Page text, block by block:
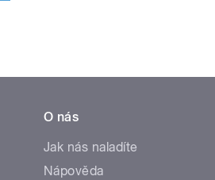
O nás
Jak nás naladíte
Nápověda